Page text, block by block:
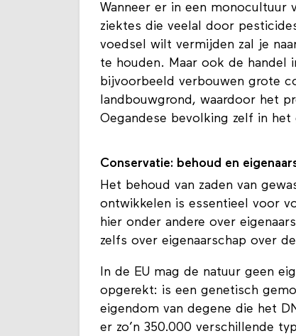
Wanneer er in een monocultuur
ziektes die veelal door
voedsel wilt vermijden zal je
te houden. Maar ook de handel
bijvoorbeeld verbouwen grote
landbouwgrond, waardoor het
Oegandese bevolking zelf in het
Conservatie: behoud en
Het behoud van zaden van
ontwikkelen is essentieel voor
hier onder andere over
zelfs over eigenaarschap over
In de EU mag de natuur geen
opgerekt: is een genetisch
eigendom van degene die het
er zo’n 350.000 verschillende